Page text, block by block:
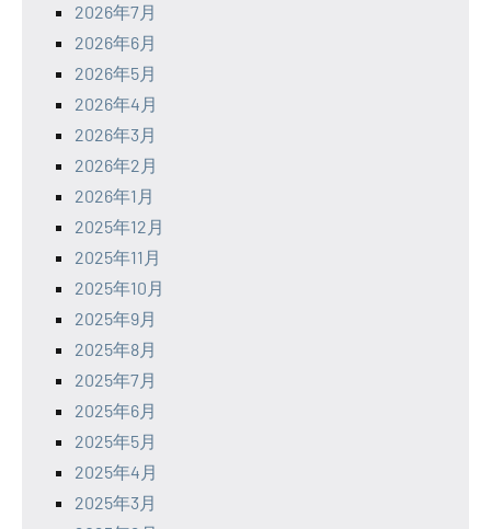
2026年7月
2026年6月
2026年5月
2026年4月
2026年3月
2026年2月
2026年1月
2025年12月
2025年11月
2025年10月
2025年9月
2025年8月
2025年7月
2025年6月
2025年5月
2025年4月
2025年3月